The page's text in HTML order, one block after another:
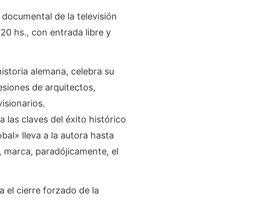
de la televisión
hs., con entrada libre y
alemana, celebra su
de arquitectos,
las claves del éxito histórico
lleva a la autora hasta
marca, paradójicamente, el
el cierre forzado de la